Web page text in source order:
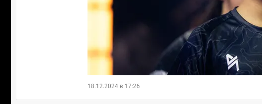
18.12.2024 в 17:26